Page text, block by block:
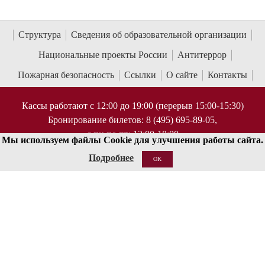
Структура
Сведения об образовательной организации
Национальные проекты России
Антитеррор
Пожарная безопасность
Ссылки О сайте Контакты
Кассы работают с 12:00 до 19:00 (перерыв 15:00-15:30)
Бронирование билетов: 8 (495) 695-89-05,
с пн по пт; 12:00-18:00
Справки по билетам: 8 (495) 629-91-68
Мы используем файлы Cookie для улучшения работы сайта.
Подробнее
OK